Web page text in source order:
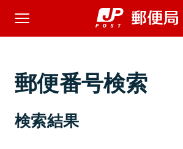
郵便番号検索
検索結果